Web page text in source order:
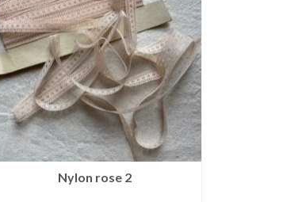
Nylon rose 2